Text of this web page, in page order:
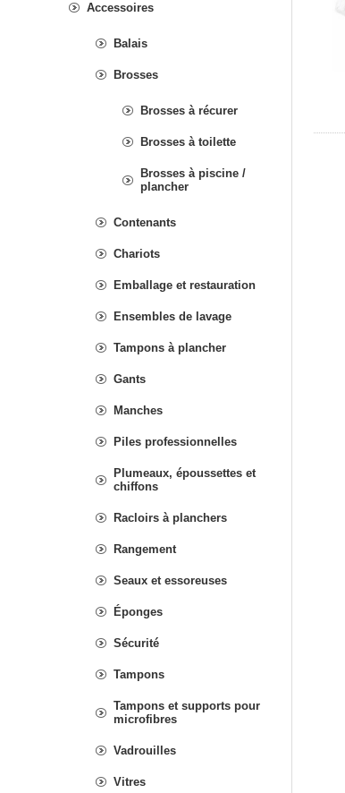
Accessoires
Balais
Brosses
Brosses à récurer
Brosses à toilette
Brosses à piscine /
plancher
Contenants
Chariots
Emballage et restauration
Ensembles de lavage
Tampons à plancher
Gants
Manches
Piles professionnelles
Plumeaux, époussettes et
chiffons
Racloirs à planchers
Rangement
Seaux et essoreuses
Éponges
Sécurité
Tampons
Tampons et supports pour
microfibres
Vadrouilles
Vitres